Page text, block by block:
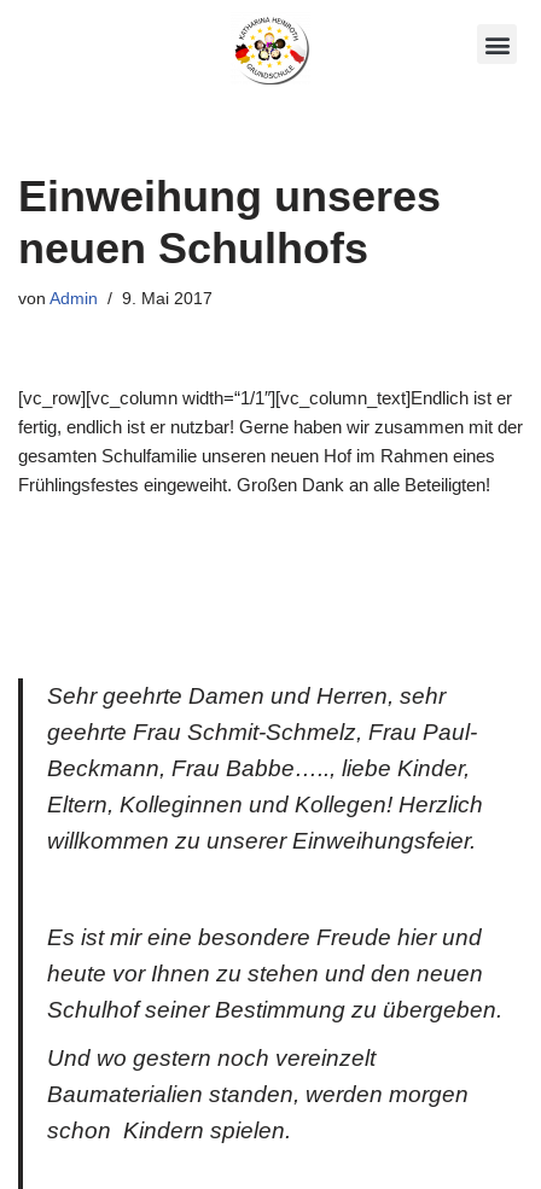
Einweihung unseres
neuen Schulhofs
von Admin 9. Mai 2017
[vc_row][vc_column width=“1/1″][vc_column_text]Endlich ist er
fertig, endlich ist er nutzbar! Gerne haben wir zusammen mit der
gesamten Schulfamilie unseren neuen Hof im Rahmen eines
Frühlingsfestes eingeweiht. Großen Dank an alle Beteiligten!
Sehr geehrte Damen und Herren, sehr
geehrte Frau Schmit-Schmelz, Frau Paul-
Beckmann, Frau Babbe….., liebe Kinder,
Eltern, Kolleginnen und Kollegen! Herzlich
willkommen zu unserer Einweihungsfeier.
Es ist mir eine besondere Freude hier und
heute vor Ihnen zu stehen und den neuen
Schulhof seiner Bestimmung zu übergeben.
Und wo gestern noch vereinzelt
Baumaterialien standen, werden morgen
schon Kindern spielen.